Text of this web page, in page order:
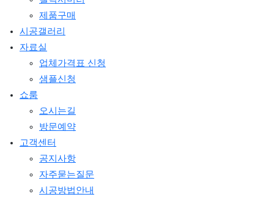
제품구매
시공갤러리
자료실
업체가격표 신청
샘플신청
쇼룸
오시는길
방문예약
고객센터
공지사항
자주묻는질문
시공방법안내